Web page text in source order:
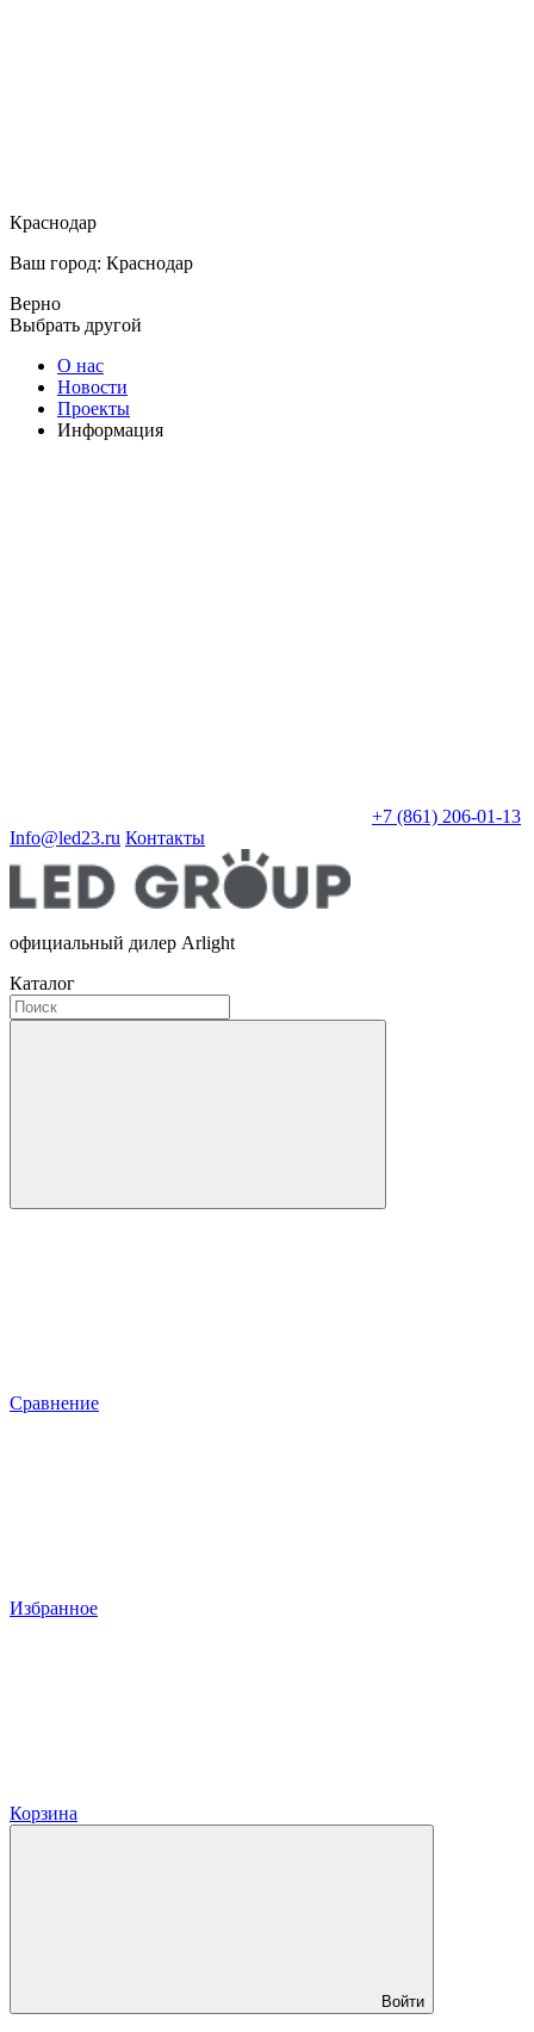
Краснодар
Ваш город: Краснодар
Верно
Выбрать другой
О нас
Новости
Проекты
Информация
+7 (861) 206-01-13
Info@led23.ru Контакты
официальный дилер Arlight
Каталог
Сравнение
Избранное
Корзина
Войти